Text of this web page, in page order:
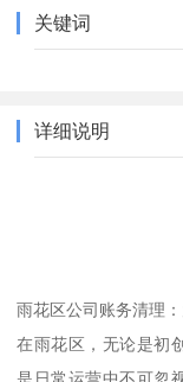
关键词
详细说明
雨花区公司账务清理
在雨花区，无论是初
是日常运营中不可忽